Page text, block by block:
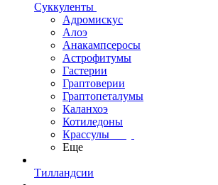
Суккуленты
Адромискус
Алоэ
Анакампсеросы
Астрофитумы
Гастерии
Граптоверии
Граптопеталумы
Каланхоэ
Котиледоны
Крассулы
Еще
Тилландсии